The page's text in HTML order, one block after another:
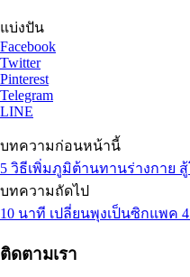
แบ่งปัน
Facebook
Twitter
Pinterest
Telegram
LINE
บทความก่อนหน้านี้
5 วิธีเพิ่มภูมิต้านทานร่างกาย
บทความถัดไป
10 นาที เปลี่ยนพุงเป็นซิกแพค
ติดตามเรา